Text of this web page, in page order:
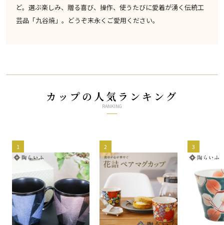
ど。選ぶ楽しみ、贈る喜び、操作、使うたびに愛着が湧く伝統工
芸品「九谷焼」。どうぞ末永くご愛用ください。
カップの人気ランキング
RANKING
1 2 3